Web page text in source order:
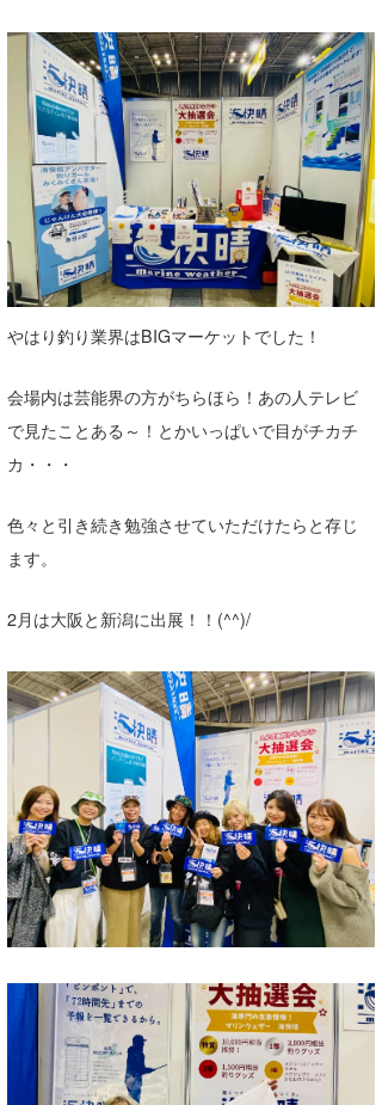
やはり釣り業界はBIGマーケットでした！
会場内は芸能界の方がちらほら！あの人テレビ
で見たことある～！とかいっぱいで目がチカチ
カ・・・
色々と引き続き勉強させていただけたらと存じ
ます。
2月は大阪と新潟に出展！！(^^)/
wanda
予報士 hiro.
banpaku
Mr.K
chappy